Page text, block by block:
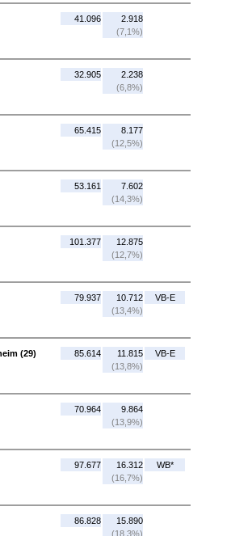
41.096
2.918
(7,1%)
32.905
2.238
(6,8%)
65.415
8.177
(12,5%)
53.161
7.602
(14,3%)
101.377
12.875
(12,7%)
79.937
10.712
(13,4%)
VB-E
(29)
85.614
11.815
(13,8%)
VB-E
70.964
9.864
(13,9%)
97.677
16.312
(16,7%)
WB*
86.828
15.890
(18,3%)